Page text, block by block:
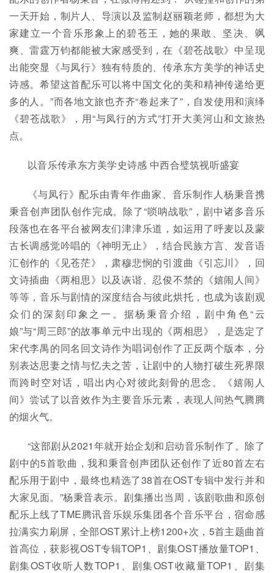
一天开始，制片人、导演以及监制赵丽颖老师，都想为大
家建立一个音乐形象上的碧苍王，她的果敢、坚决、飒
爽、雷霆万钧都能被大家感受到，在《碧苍战歌》中呈现
出能突显《与凤行》独有特质的、传承东方美学的神话史
诗感。希望这首配乐可以将中国文化的美和精神传递给更
多的人。”而各地文旅也齐齐“卷起来了”，自发使用和演绎
《碧苍战歌》，用“与凤行的方式”打开大美河山和文旅热
点。
以音乐传承东方美学史诗感 中西合璧筑视听盛宴
《与凤行》配乐由青年作曲家、音乐制作人杨秉音携
秉音创声团队创作完成。除了“唢呐战歌”，剧中诸多音乐
段落也在各平台被网友们津津乐道，如运用了呼麦以及蒙
古长调感觉吟唱的《神明无止》，结合民族方言、发音语
汇创作的《见苍茫》，肃穆悲悯的引渡曲《引忘川》，回
文诗插曲《两相思》以及诙谐、忍俊不禁的《嬉闹人间》
等等，音乐与剧情的深度结合与彼此烘托，也成为该剧观
众们的深刻印象之一。据杨秉音介绍，剧中角色“云
娘”与“周三郎”的故事单元中出现的《两相思》，是选定了
宋代李禺的同名回文诗作为唱词创作了正反两个版本，分
别表达思妻之情与忆夫之苦，让剧中的人物打破生死界限
而跨时空对话，唱出内心对彼此刻骨的思念。《嬉闹人
间》尝试了以音效作为主要音乐元素，表现人间热气腾腾
的烟火气。
“这部剧从2021年就开始企划和启动音乐制作了。除了
剧中的5首歌曲，我和秉音创声团队还创作了近80首左右
配乐用于剧中，最终也精选了38首在OST专辑中发行并和
大家见面。”杨秉音表示。剧集播出当周，该剧歌曲和原创
配乐上线了TME腾讯音乐娱乐集团各个音乐平台，宿命感
拉满实力刷屏，全部OST累计上榜1200+次，5首主题曲首
首高位，获影视OST专辑TOP1、剧集OST播放量TOP1、
剧集OST收听人数TOP1、剧集OST收藏量TOP1、剧集